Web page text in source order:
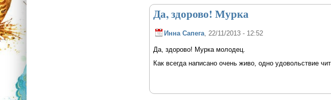
Да, здорово! Мурка
Инна Сапега, 22/11/2013 - 12:52
Да, здорово! Мурка молодец.
Как всегда написано очень живо, одно удовольствие